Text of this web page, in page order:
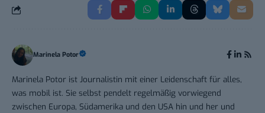
Marinela Potor
Marinela Potor ist Journalistin mit einer Leidenschaft für alles,
was mobil ist. Sie selbst pendelt regelmäßig vorwiegend
zwischen Europa, Südamerika und den USA hin und her und